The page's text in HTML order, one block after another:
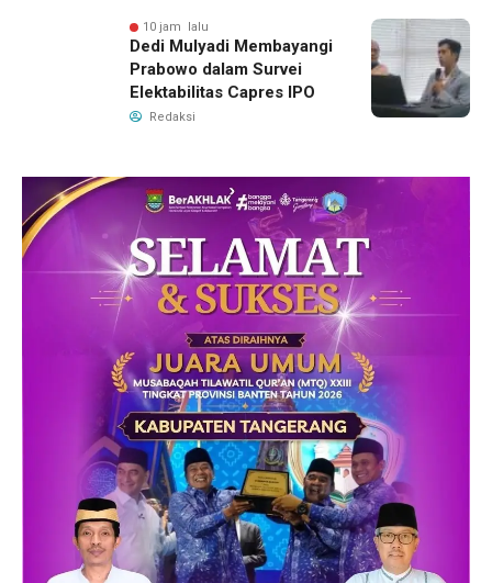
10 jam lalu
Dedi Mulyadi Membayangi
Prabowo dalam Survei
Elektabilitas Capres IPO
Redaksi